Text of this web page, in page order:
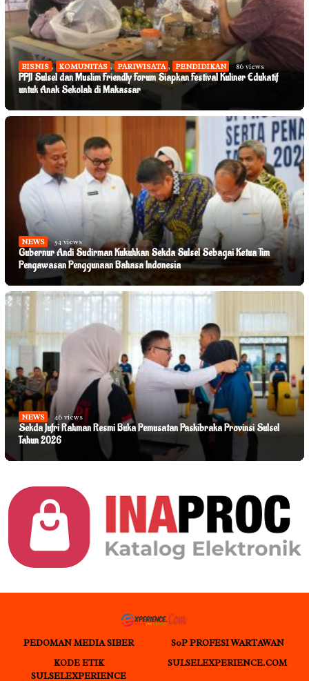
BISNIS , KOMUNITAS , PARIWISATA , PENDIDIKAN 86 views
PPJI Sulsel dan Muslim Friendly Forum Siapkan Festival Kuliner Edukatif
untuk Anak Sekolah di Makassar
NEWS 54 views
Gubernur Andi Sudirman Kukuhkan Sekda Sulsel Sebagai Ketua Tim
Pengawasan Penggunaan Bahasa Indonesia
NEWS 46 views
Sekda Jufri Rahman Resmi Buka Pemusatan Paskibraka Provinsi Sulsel
Tahun 2026
PEDOMAN MEDIA SIBER
S0P PROFESI WARTAWAN
KODE ETIK
SULSELEXPERIENCE
SULSELEXPERIENCE.COM